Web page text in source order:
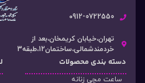
۰912-0722550
تهران،خیابان کریمخان،بعد از
خردمندشمالی،ساختمان12،طبقه3
دسته‌ بندی محصولات
ساعت مچی زنانه